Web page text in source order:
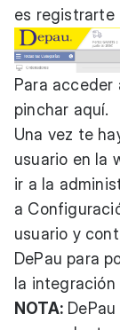
es registrarte
Para acceder
pinchar aquí.
Una vez te
usuario en la
ir a la
a
usuario y
DePau para
la
NOTA: